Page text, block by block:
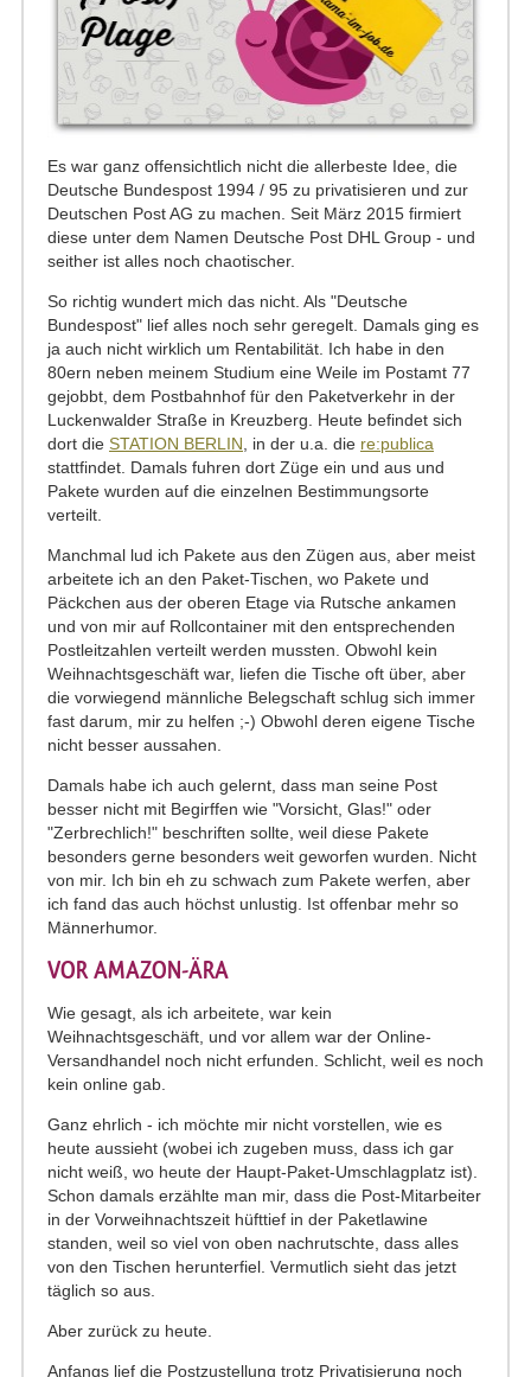
Es war ganz offensichtlich nicht die allerbeste Idee, die
Deutsche Bundespost 1994 / 95 zu privatisieren und zur
Deutschen Post AG zu machen. Seit März 2015 firmiert
diese unter dem Namen Deutsche Post DHL Group - und
seither ist alles noch chaotischer.
So richtig wundert mich das nicht. Als "Deutsche
Bundespost" lief alles noch sehr geregelt. Damals ging es
ja auch nicht wirklich um Rentabilität. Ich habe in den
80ern neben meinem Studium eine Weile im Postamt 77
gejobbt, dem Postbahnhof für den Paketverkehr in der
Luckenwalder Straße in Kreuzberg. Heute befindet sich
dort die STATION BERLIN , in der u.a. die re:publica
stattfindet. Damals fuhren dort Züge ein und aus und
Pakete wurden auf die einzelnen Bestimmungsorte
verteilt.
Manchmal lud ich Pakete aus den Zügen aus, aber meist
arbeitete ich an den Paket-Tischen, wo Pakete und
Päckchen aus der oberen Etage via Rutsche ankamen
und von mir auf Rollcontainer mit den entsprechenden
Postleitzahlen verteilt werden mussten. Obwohl kein
Weihnachtsgeschäft war, liefen die Tische oft über, aber
die vorwiegend männliche Belegschaft schlug sich immer
fast darum, mir zu helfen ;-) Obwohl deren eigene Tische
nicht besser aussahen.
Damals habe ich auch gelernt, dass man seine Post
besser nicht mit Begirffen wie "Vorsicht, Glas!" oder
"Zerbrechlich!" beschriften sollte, weil diese Pakete
besonders gerne besonders weit geworfen wurden. Nicht
von mir. Ich bin eh zu schwach zum Pakete werfen, aber
ich fand das auch höchst unlustig. Ist offenbar mehr so
Männerhumor.
VOR AMAZON-ÄRA
Wie gesagt, als ich arbeitete, war kein
Weihnachtsgeschäft, und vor allem war der Online-
Versandhandel noch nicht erfunden. Schlicht, weil es noch
kein online gab.
Ganz ehrlich - ich möchte mir nicht vorstellen, wie es
heute aussieht (wobei ich zugeben muss, dass ich gar
nicht weiß, wo heute der Haupt-Paket-Umschlagplatz ist).
Schon damals erzählte man mir, dass die Post-Mitarbeiter
in der Vorweihnachtszeit hüfttief in der Paketlawine
standen, weil so viel von oben nachrutschte, dass alles
von den Tischen herunterfiel. Vermutlich sieht das jetzt
täglich so aus.
Aber zurück zu heute.
Anfangs lief die Postzustellung trotz Privatisierung noch